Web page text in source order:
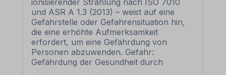
ionisierender Strahlung nach ISO 7010
und ASR A 1.3 (2013) – weist auf eine
Gefahrstelle oder Gefahrensituation hin,
die eine erhöhte Aufmerksamkeit
erfordert, um eine Gefährdung von
Personen abzuwenden. Gefahr:
Gefährdung der Gesundheit durch